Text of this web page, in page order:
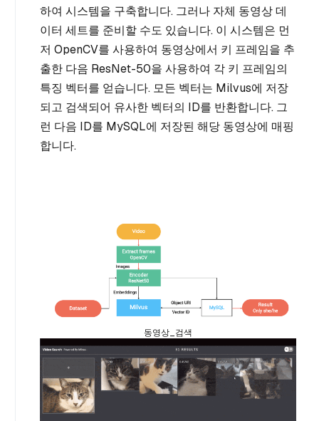
하여 시스템을 구축합니다. 그러나 자체 동영상 데
이터 세트를 준비할 수도 있습니다. 이 시스템은 먼
저 OpenCV를 사용하여 동영상에서 키 프레임을 추
출한 다음 ResNet-50을 사용하여 각 키 프레임의
특징 벡터를 얻습니다. 모든 벡터는 Milvus에 저장
되고 검색되어 유사한 벡터의 ID를 반환합니다. 그
런 다음 ID를 MySQL에 저장된 해당 동영상에 매핑
합니다.
동영상_검색